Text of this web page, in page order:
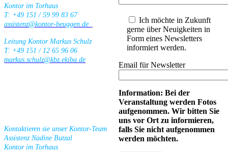
Kontor im Torhaus
T: +49 151 / 59 99 83 67
assistenz@kontor-beuggen.de
Leitung Kontor Markus Schulz
T: +49 151 / 12 65 96 06
markus.schulz@kbz.ekiba.de
Kontaktieren sie unser Kontor-Team
Assistenz Nadine Butzal
Kontor im Torhaus
Ich möchte in Zukunft
gerne über Neuigkeiten in
Form eines Newsletters
informiert werden.
Email für Newsletter
Information: Bei der
Veranstaltung werden Fotos
aufgenommen. Wir bitten Sie
uns vor Ort zu informieren,
falls Sie nicht aufgenommen
werden möchten.